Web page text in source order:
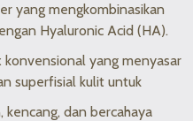
yang mengkombinasikan
Hyaluronic Acid (HA).
yang menyasar
superfisial kulit untuk
dan bercahaya